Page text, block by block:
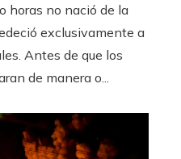
horas no nació de la
exclusivamente a
Antes de que los
de manera o...